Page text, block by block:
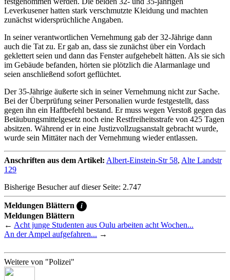
Leverkusener hatten stark verschmutzte Kleidung und machten
zunächst widersprüchliche Angaben.
In seiner verantwortlichen Vernehmung gab der 32-Jährige dann
auch die Tat zu. Er gab an, dass sie zunächst über ein Vordach
geklettert seien und dann das Fenster aufgehebelt hätten. Als sie sich
im Gebäude befanden, hörten sie plötzlich die Alarmanlage und
seien anschließend sofort geflüchtet.
Der 35-Jährige äußerte sich in seiner Vernehmung nicht zur Sache.
Bei der Überprüfung seiner Personalien wurde festgestellt, dass
gegen ihn ein Haftbefehl bestand. Er muss wegen Verstoß gegen das
Betäubungsmittelgesetz noch eine Restfreiheitsstrafe von 425 Tagen
absitzen. Während er in eine Justizvollzugsanstalt gebracht wurde,
wurde sein Mittäter nach der Vernehmung wieder entlassen.
Anschriften aus dem Artikel: Albert-Einstein-Str 58, Alte Landstr
129
Bisherige Besucher auf dieser Seite: 2.747
Meldungen Blättern i
Meldungen Blättern
← Acht junge Studenten aus Oulu arbeiten acht Wochen...
An der Ampel aufgefahren... →
Weitere von "Polizei"